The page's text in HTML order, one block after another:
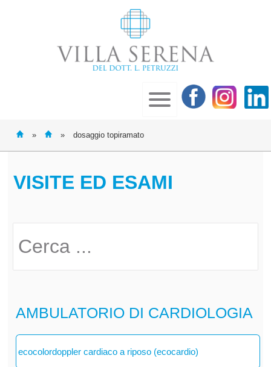
» » dosaggio topiramato
VISITE ED ESAMI
AMBULATORIO DI CARDIOLOGIA
ecocolordoppler cardiaco a riposo (ecocardio)